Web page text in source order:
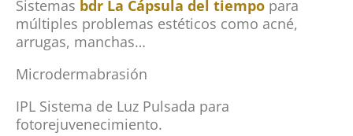
Sistemas bdr La Cápsula del tiempo para
múltiples problemas estéticos como acné,
arrugas, manchas…
Microdermabrasión
IPL Sistema de Luz Pulsada para
fotorejuvenecimiento.